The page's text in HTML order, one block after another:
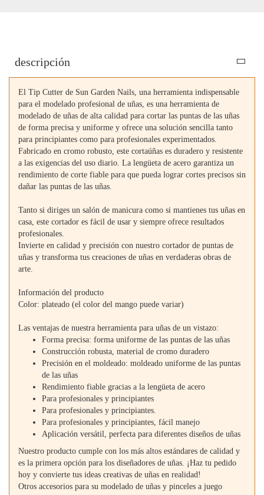
descripción
El Tip Cutter de Sun Garden Nails, una herramienta indispensable
para el modelado profesional de uñas, es una herramienta de
modelado de uñas de alta calidad para cortar las puntas de las uñas
de forma precisa y uniforme y ofrece una solución sencilla tanto
para principiantes como para profesionales experimentados.
Fabricado en cromo robusto, este cortaúñas es duradero y resistente
a las exigencias del uso diario. La lengüeta de acero garantiza un
rendimiento de corte fiable para que pueda lograr cortes precisos sin
dañar las puntas de las uñas.
Tanto si diriges un salón de manicura como si mantienes tus uñas en
casa, este cortador es fácil de usar y siempre ofrece resultados
profesionales.
Invierte en calidad y precisión con nuestro cortador de puntas de
uñas y transforma tus creaciones de uñas en verdaderas obras de
arte.
Información del producto
Color: plateado (el color del mango puede variar)
Las ventajas de nuestra herramienta para uñas de un vistazo:
Forma precisa: forma uniforme de las puntas de las uñas
Construcción robusta, material de cromo duradero
Precisión en el moldeado: moldeado uniforme de las puntas
de las uñas
Rendimiento fiable gracias a la lengüeta de acero
Para profesionales y principiantes
Para profesionales y principiantes.
Para profesionales y principiantes, fácil manejo
Aplicación versátil, perfecta para diferentes diseños de uñas
Nuestro producto cumple con los más altos estándares de calidad y
es la primera opción para los diseñadores de uñas. ¡Haz tu pedido
hoy y convierte tus ideas creativas de uñas en realidad!
Otros accesorios para su modelado de uñas y pinceles a juego